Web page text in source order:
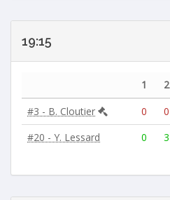
19:15
1 2
#3 - B. Cloutier
0 0
#20 - Y. Lessard
0 3